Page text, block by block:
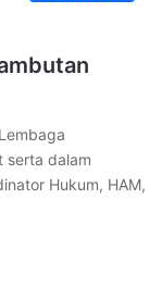
serta dalam
Hukum, HAM,